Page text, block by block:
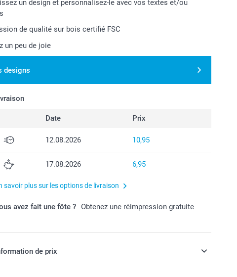
un design et personnalisez-le avec vos textes et/ou
de qualité sur bois certifié FSC
un peu de joie
designs
Date Prix
12.08.2026 10,95
17.08.2026 6,95
savoir plus sur les options de livraison
avez fait une fôte ? Obtenez une réimpression gratuite
de prix